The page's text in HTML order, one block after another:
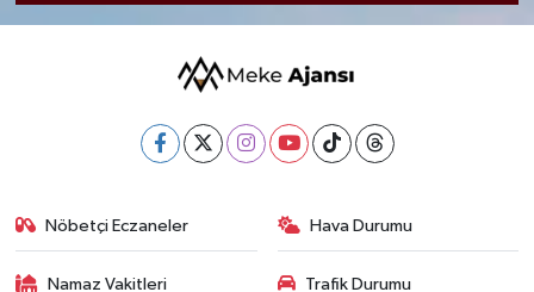
Nöbetçi Eczaneler Hava Durumu
Namaz Vakitleri Trafik Durumu